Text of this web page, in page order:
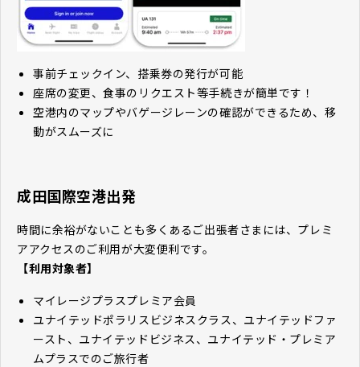
事前チェックイン、搭乗券の発行が可能
座席の変更、食事のリクエスト等手続きが簡単です！
空港内のマップやバゲージレーンの確認ができるため、移
動がスムーズに
成田国際空港出発
時間に余裕がないことも多くあるご出張者さまには、プレミ
アアクセスのご利用が大変便利です。
【利用対象者】
マイレージプラスプレミア会員
ユナイテッドポラリスビジネスクラス、ユナイテッドファ
ースト、ユナイテッドビジネス、ユナイテッド・プレミア
ムプラスでのご旅行者